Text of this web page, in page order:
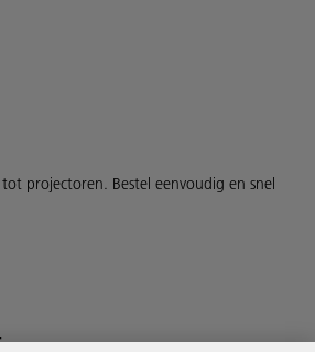
projectoren. Bestel eenvoudig en snel